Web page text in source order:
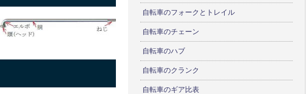
自転車のフォークとトレイル
自転車のチェーン
自転車のハブ
自転車のクランク
自転車のギア比表